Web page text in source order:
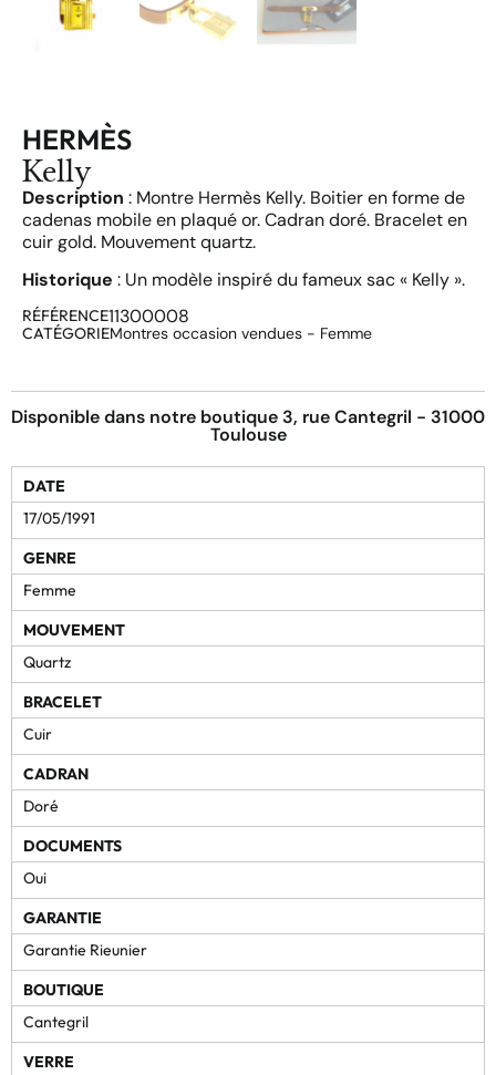
HERMÈS
Kelly
Description : Montre Hermès Kelly. Boitier en forme de
cadenas mobile en plaqué or. Cadran doré. Bracelet en
cuir gold. Mouvement quartz.
Historique : Un modèle inspiré du fameux sac « Kelly ».
RÉFÉRENCE11300008
CATÉGORIEMontres occasion vendues - Femme
Disponible dans notre boutique 3, rue Cantegril - 31000
Toulouse
DATE
17/05/1991
GENRE
Femme
MOUVEMENT
Quartz
BRACELET
Cuir
CADRAN
Doré
DOCUMENTS
Oui
GARANTIE
Garantie Rieunier
BOUTIQUE
Cantegril
VERRE